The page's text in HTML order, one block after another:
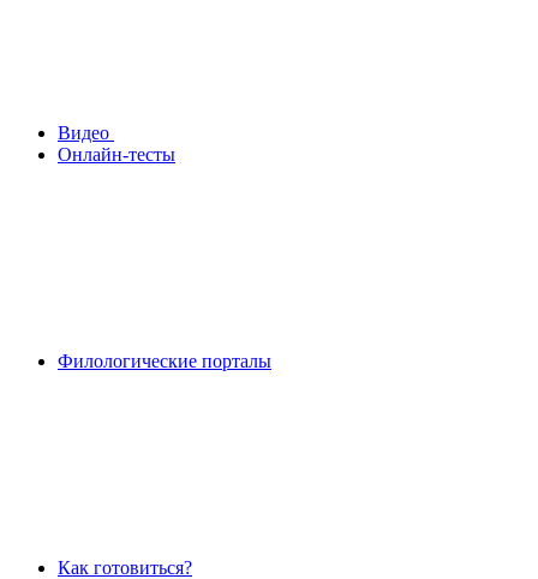
Видео
Онлайн-тесты
Филологические порталы
Как готовиться?